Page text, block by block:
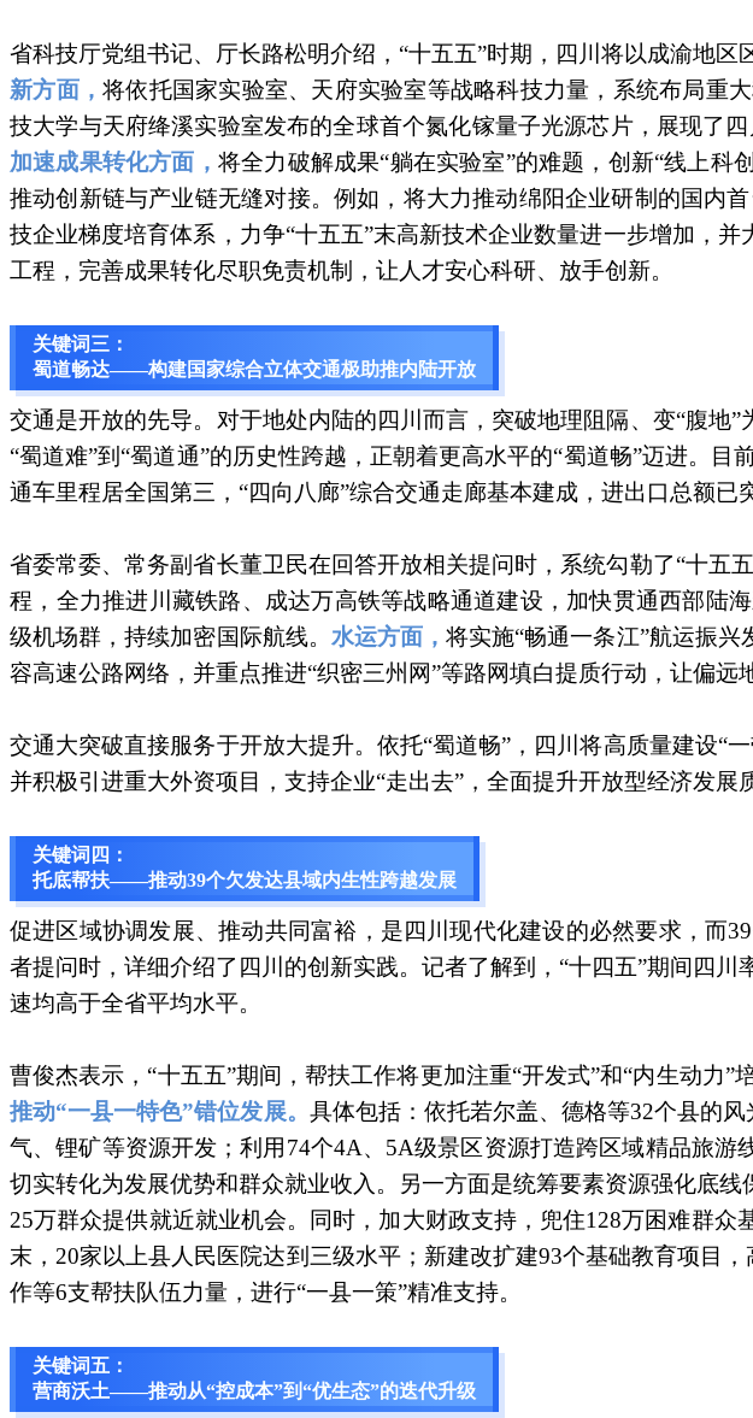
省科技厅党组书记、厅长路松明介绍，“十五五”时期，四川将以成渝地
新方面， 将依托国家实验室、天府实验室等战略科技力量，系统布局重
技大学与天府绛溪实验室发布的全球首个氮化镓量子光源芯片，展现了
加速成果转化方面， 将全力破解成果“躺在实验室”的难题，创新“线上科
推动创新链与产业链无缝对接。例如，将大力推动绵阳企业研制的国内
技企业梯度培育体系，力争“十五五”末高新技术企业数量进一步增加，
工程，完善成果转化尽职免责机制，让人才安心科研、放手创新。
关键词三：
蜀道畅达——构建国家综合立体交通极助推内陆开放
交通是开放的先导。对于地处内陆的四川而言，突破地理阻隔、变“腹地
“蜀道难”到“蜀道通”的历史性跨越，正朝着更高水平的“蜀道畅”迈进。
通车里程居全国第三，“四向八廊”综合交通走廊基本建成，进出口总额已
省委常委、常务副省长董卫民在回答开放相关提问时，系统勾勒了“十五
程，全力推进川藏铁路、成达万高铁等战略通道建设，加快贯通西部陆
级机场群，持续加密国际航线。 水运方面，将实施“畅通一条江”航运振兴
容高速公路网络，并重点推进“织密三州网”等路网填白提质行动，让偏远
交通大突破直接服务于开放大提升。依托“蜀道畅”，四川将高质量建设“
并积极引进重大外资项目，支持企业“走出去”，全面提升开放型经济发展
关键词四：
托底帮扶——推动39个欠发达县域内生性跨越发展
促进区域协调发展、推动共同富裕，是四川现代化建设的必然要求，而
者提问时，详细介绍了四川的创新实践。记者了解到，“十四五”期间四
速均高于全省平均水平。
曹俊杰表示，“十五五”期间，帮扶工作将更加注重“开发式”和“内生动力”
推动“一县一特色”错位发展。 具体包括：依托若尔盖、德格等32个县的
气、锂矿等资源开发；利用74个4A、5A级景区资源打造跨区域精品旅
切实转化为发展优势和群众就业收入。另一方面是统筹要素资源强化底
25万群众提供就近就业机会。同时，加大财政支持，兜住128万困难群
末，20家以上县人民医院达到三级水平；新建改扩建93个基础教育项目
作等6支帮扶队伍力量，进行“一县一策”精准支持。
关键词五：
营商沃土——推动从“控成本”到“优生态”的迭代升级